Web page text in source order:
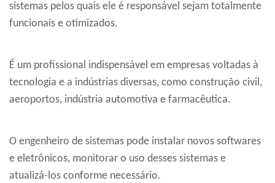
sistemas pelos quais ele é responsável sejam totalmente
funcionais e otimizados.
É um profissional indispensável em empresas voltadas à
tecnologia e a indústrias diversas, como construção civil,
aeroportos, indústria automotiva e farmacêutica.
O engenheiro de sistemas pode instalar novos softwares
e eletrônicos, monitorar o uso desses sistemas e
atualizá-los conforme necessário.